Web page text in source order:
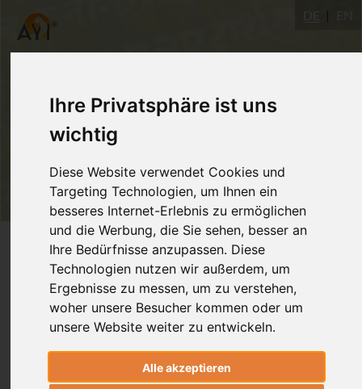
Ihre Privatsphäre ist uns
wichtig
Diese Website verwendet Cookies und
Targeting Technologien, um Ihnen ein
besseres Internet-Erlebnis zu ermöglichen
und die Werbung, die Sie sehen, besser an
Ihre Bedürfnisse anzupassen. Diese
Technologien nutzen wir außerdem, um
Ergebnisse zu messen, um zu verstehen,
woher unsere Besucher kommen oder um
unsere Website weiter zu entwickeln.
Alle akzeptieren
Login